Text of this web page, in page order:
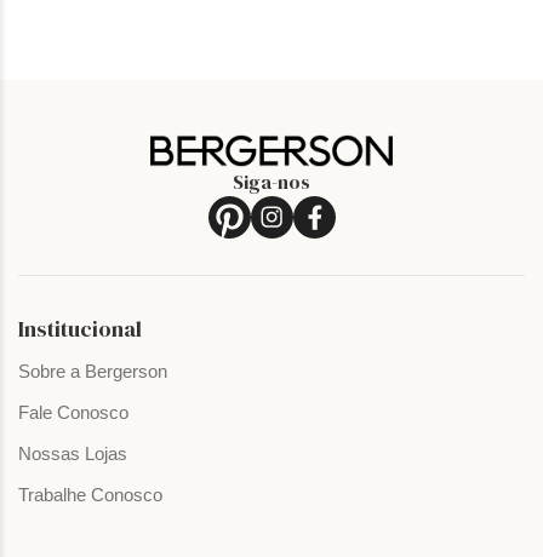
Siga-nos
Institucional
Sobre a Bergerson
Fale Conosco
Nossas Lojas
Trabalhe Conosco